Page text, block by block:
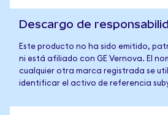
Descargo de
Este producto no ha sido emitido,
ni está afiliado con GE Vernova. El
cualquier otra marca registrada se
identificar el activo de referencia